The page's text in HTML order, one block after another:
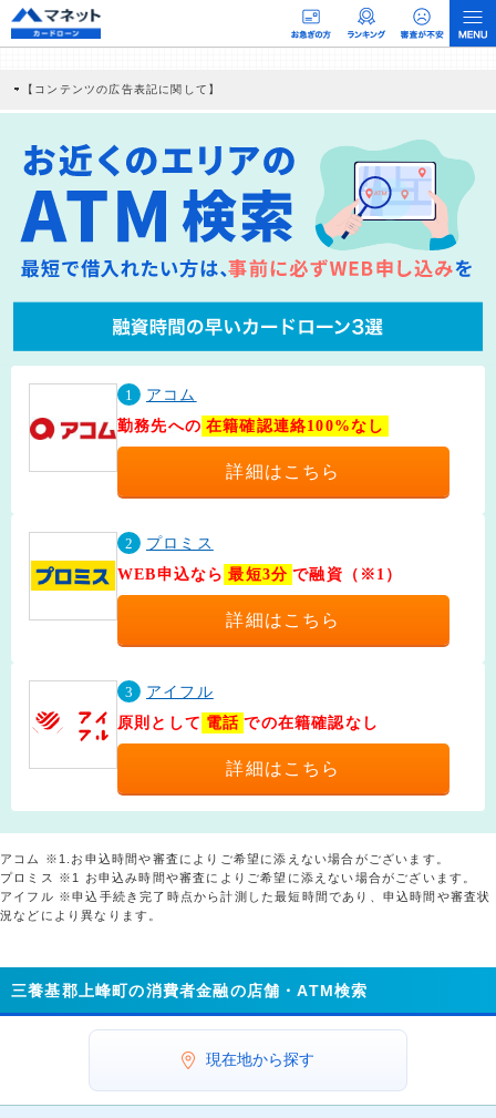
【コンテンツの広告表記に関して】
社に対して企業から紹介報酬が支払われるという収益モデルです。 ただし、特定の
商品を根拠なくPRするものではなく、当編集部の調査／ユーザーへの口コミ収集な
どに基づき、公平性を担保した情報提供を行っています。
>提携企業一覧
1
アコム
勤務先への 在籍確認連絡100%なし
詳細はこちら
2
プロミス
WEB申込なら 最短3分 で融資（※1）
詳細はこちら
3
アイフル
原則として 電話 での在籍確認なし
詳細はこちら
アコム ※1.お申込時間や審査によりご希望に添えない場合がございます。
プロミス ※1 お申込み時間や審査によりご希望に添えない場合がございます。
アイフル ※申込手続き完了時点から計測した最短時間であり、申込時間や審査状
況などにより異なります。
三養基郡上峰町の消費者金融の店舗・ATM検索
現在地から探す